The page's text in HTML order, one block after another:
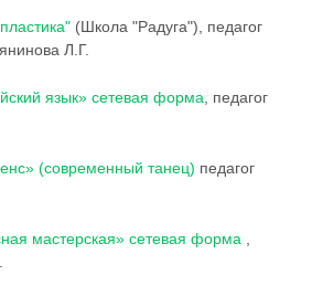
(Школа "Радуга"), педагог
Л.Г.
язык» сетевая форма , педагог
(современный танец) педагог
мастерская» сетевая форма